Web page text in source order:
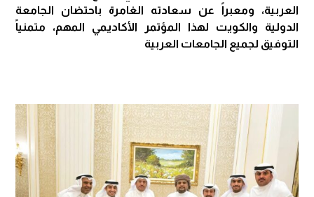
العربية، ومعبراً عن سعادته الغامرة باحتضان الجامعة
الدولية والكويت لهذا المؤتمر الأكاديمي المهم، متمنياً
التوفيق لجميع الجامعات العربية